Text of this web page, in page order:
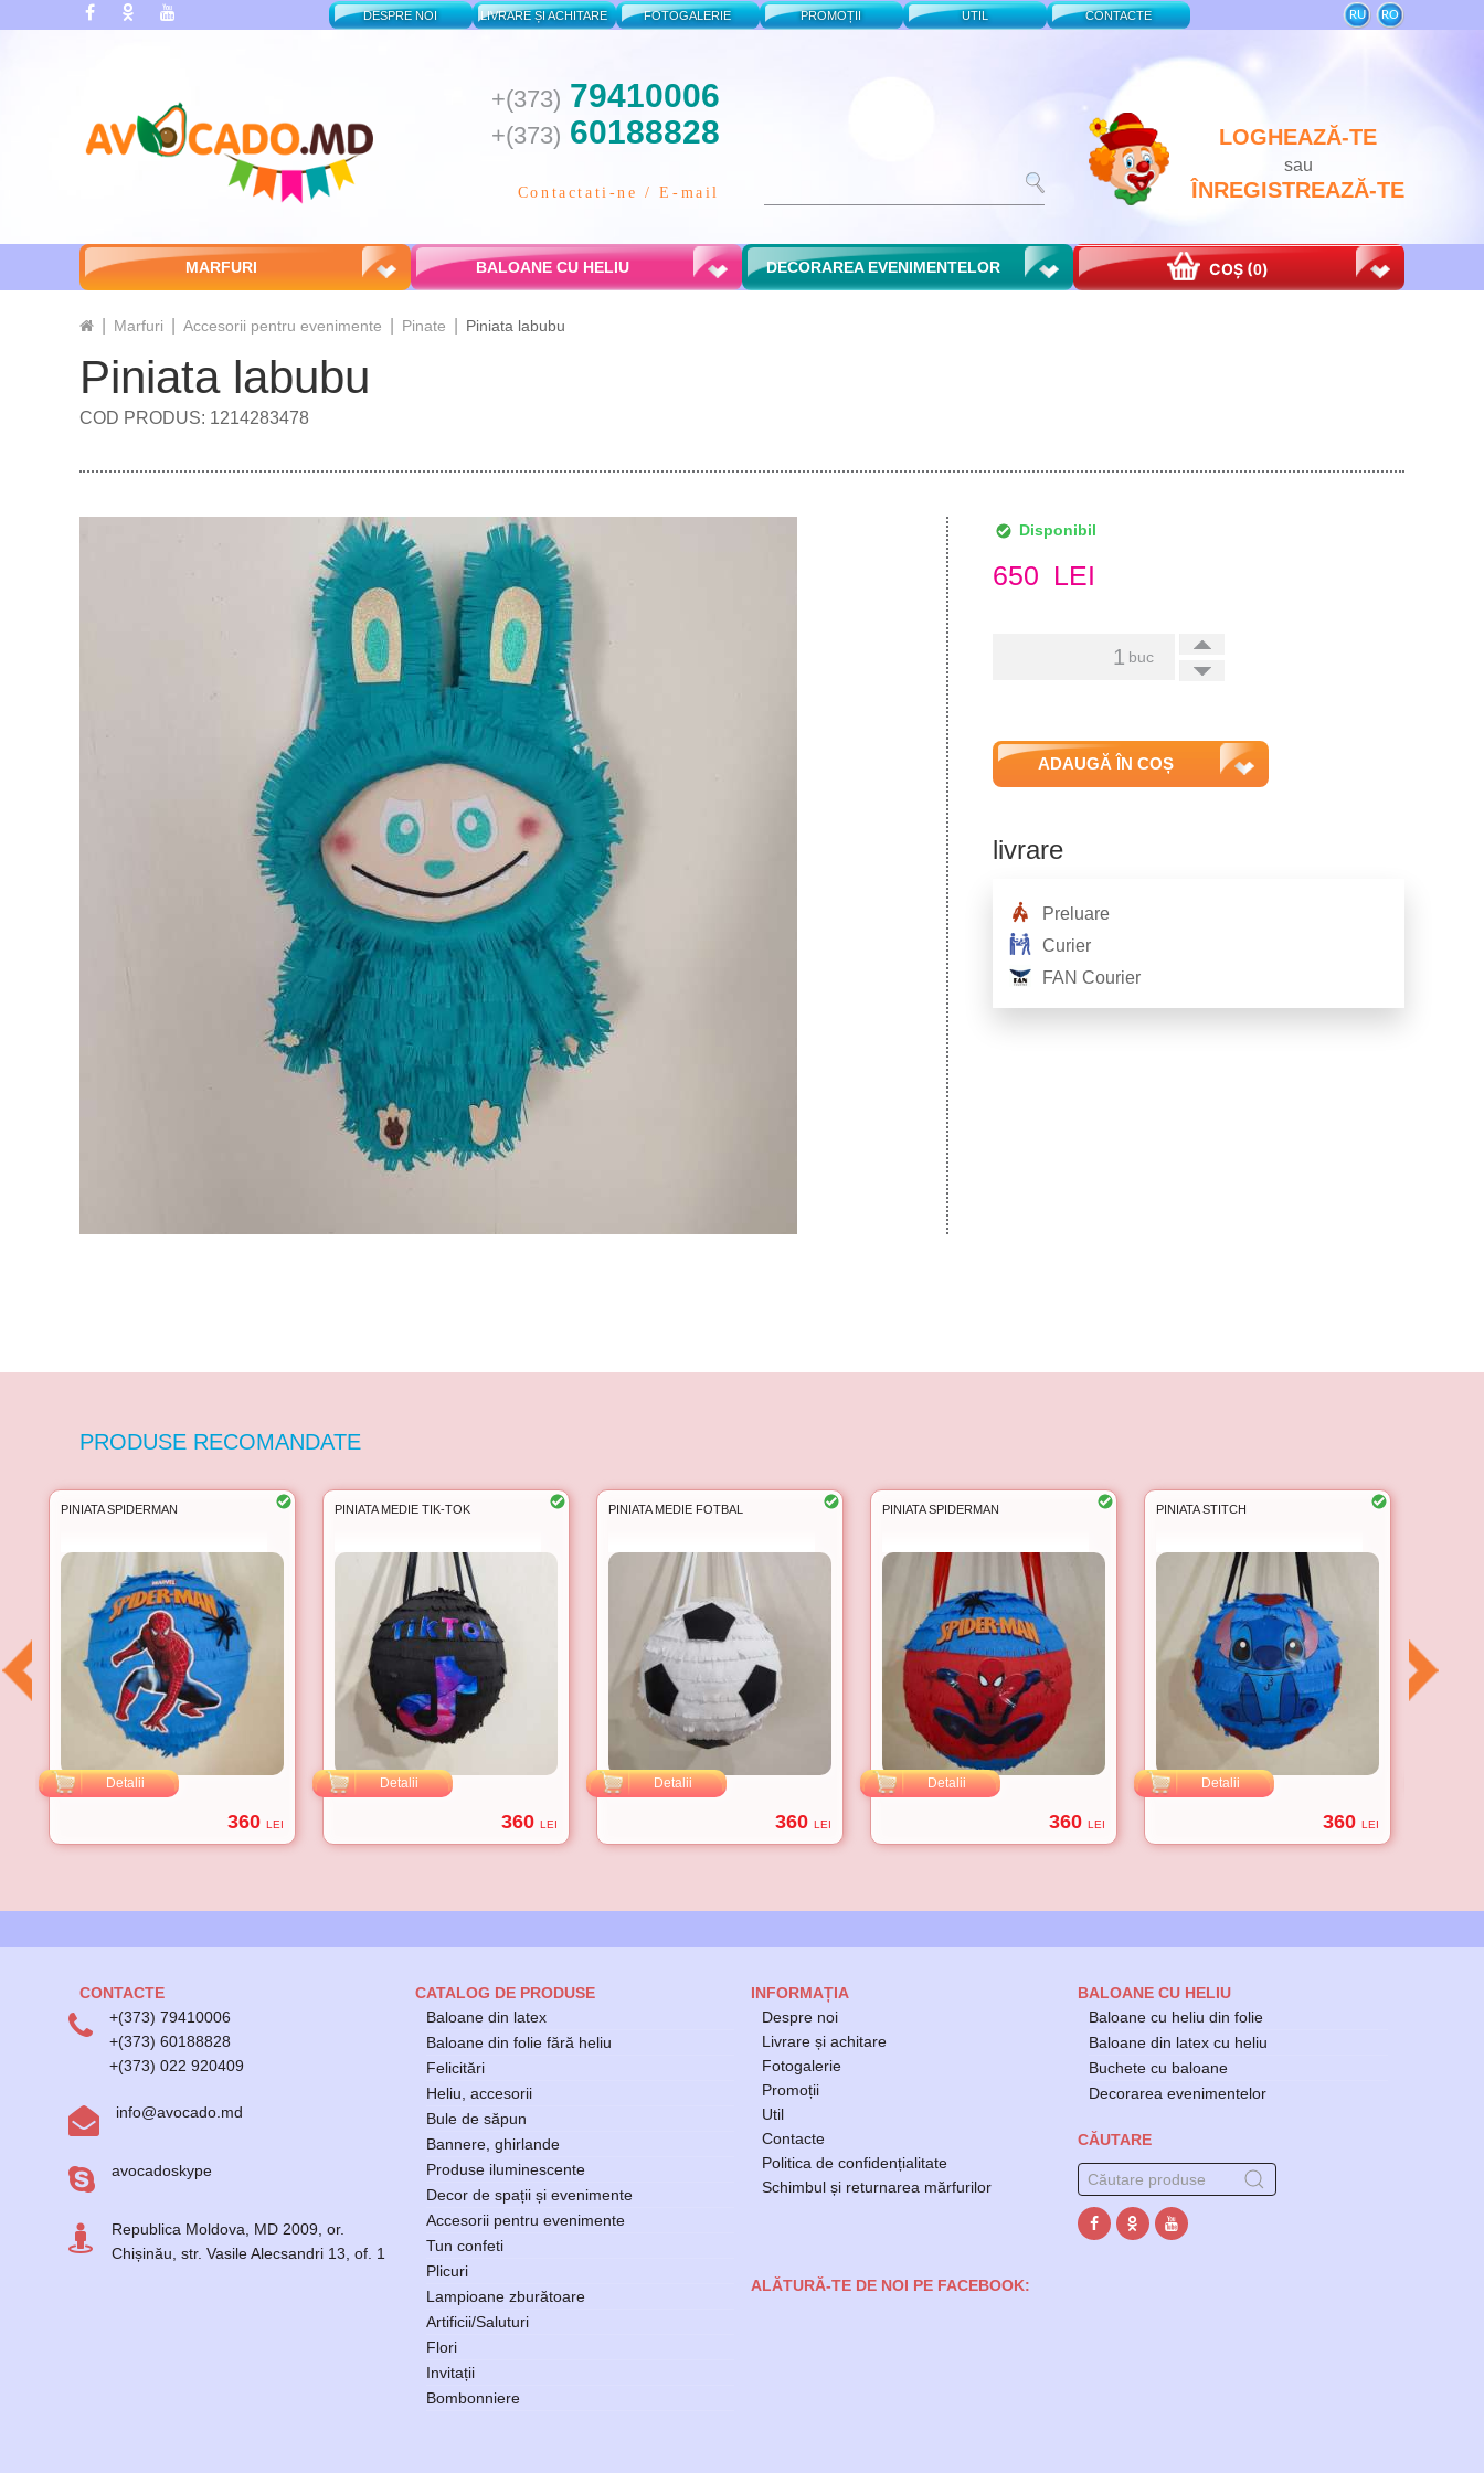
RU RO
DESPRE NOI LIVRARE ȘI ACHITARE FOTOGALERIE PROMOȚII UTIL CONTACTE
+(373) 79410006
+(373) 60188828
Contactati-ne / E-mail
LOGHEAZĂ-TE
sau
ÎNREGISTREAZĂ-TE
MARFURI BALOANE CU HELIU DECORAREA EVENIMENTELOR COȘ (0)
Marfuri Accesorii pentru evenimente Pinate Piniata labubu
Piniata labubu
COD PRODUS: 1214283478
Disponibil
650 LEI
+
-
buc
ADAUGĂ ÎN COȘ
livrare
Preluare
Curier
FAN Courier
PRODUSE RECOMANDATE
PINIATA SPIDERMAN
Detalii
360 LEI
PINIATA MEDIE TIK-TOK
Detalii
360 LEI
PINIATA MEDIE FOTBAL
Detalii
360 LEI
PINIATA SPIDERMAN
Detalii
360 LEI
PINIATA STITCH
Detalii
360 LEI
CONTACTE
+(373) 79410006
+(373) 60188828
+(373) 022 920409
info@avocado.md
avocadoskype
Republica Moldova, MD 2009, or.
Chișinău, str. Vasile Alecsandri 13, of. 1
CATALOG DE PRODUSE
Baloane din latex
Baloane din folie fără heliu
Felicitări
Heliu, accesorii
Bule de săpun
Bannere, ghirlande
Produse iluminescente
Decor de spații și evenimente
Accesorii pentru evenimente
Tun confeti
Plicuri
Lampioane zburătoare
Artificii/Saluturi
Flori
Invitații
Bombonniere
INFORMAȚIA
Despre noi
Livrare și achitare
Fotogalerie
Promoții
Util
Contacte
Politica de confidențialitate
Schimbul și returnarea mărfurilor
BALOANE CU HELIU
Baloane cu heliu din folie
Baloane din latex cu heliu
Buchete cu baloane
Decorarea evenimentelor
CĂUTARE
ALĂTURĂ-TE DE NOI PE FACEBOOK: